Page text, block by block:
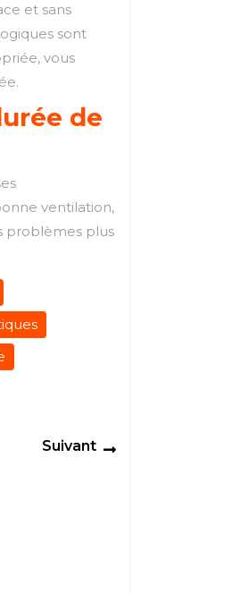
et sans
sont
vous
de
ventilation,
problèmes plus
Suivant